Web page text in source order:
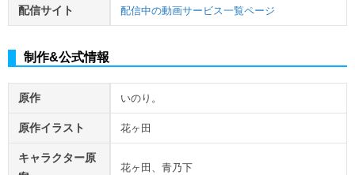
配信サイト 配信中の動画サービス一覧ページ
制作&公式情報
原作 いのり。
原作イラスト 花ヶ田
キャラクター原
花ヶ田、青乃下